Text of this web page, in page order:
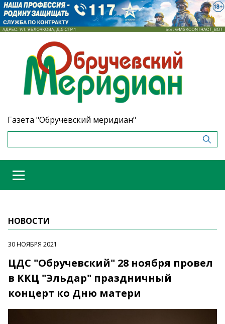
Газета "Обручевский меридиан"
НОВОСТИ
30 НОЯБРЯ 2021
ЦДС "Обручевский" 28 ноября провел
в ККЦ "Эльдар" праздничный
концерт ко Дню матери